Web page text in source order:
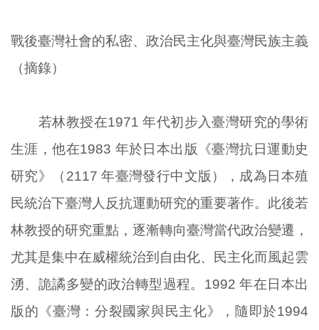
戰後臺灣社會的私密、政治民主化與臺灣民族主義
（摘錄）
若林教授在1971 年代初步入臺灣研究的學術
生涯，他在1983 年於日本出版《臺灣抗日運動史
研究》（2117 年臺灣發行中文版），成為日本殖
民統治下臺灣人反抗運動研究的重要著作。此後若
林教授的研究重點，逐漸轉向臺灣當代政治變遷，
尤其是集中在威權統治到自由化、民主化而風起雲
湧、詭譎多變的政治轉型過程。1992 年在日本出
版的《臺灣：分裂國家與民主化》，隨即於1994